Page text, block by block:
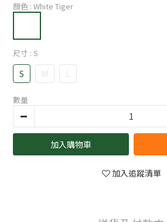
顏色 : White Tiger
尺寸 : S
S M L
數量
加入購物車
加入追蹤清單